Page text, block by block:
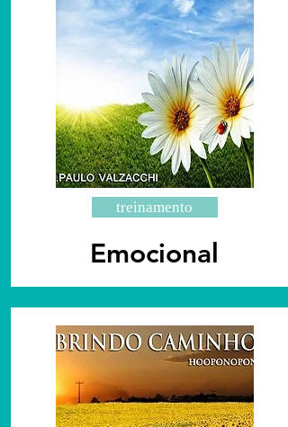
treinamento
Emocional